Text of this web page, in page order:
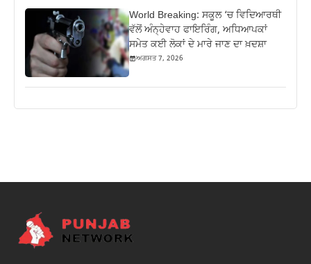
World Breaking: ਸਕੂਲ ‘ਚ ਵਿਦਿਆਰਥੀ
ਵੱਲੋਂ ਅੰਨ੍ਹੇਵਾਹ ਫਾਇਰਿੰਗ, ਅਧਿਆਪਕਾਂ
ਸਮੇਤ ਕਈ ਲੋਕਾਂ ਦੇ ਮਾਰੇ ਜਾਣ ਦਾ ਖ਼ਦਸ਼ਾ
ਅਗਸਤ 7, 2026